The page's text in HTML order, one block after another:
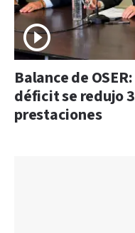
Balance de
déficit se redujo
prestaciones